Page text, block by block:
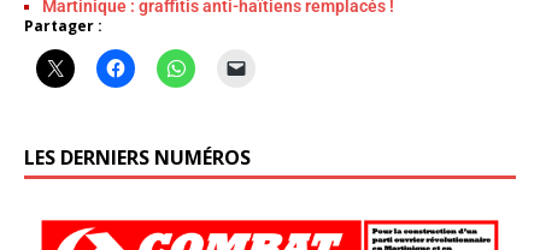
Martinique : graffitis anti-haïtiens remplacés !
Partager :
LES DERNIERS NUMÉROS